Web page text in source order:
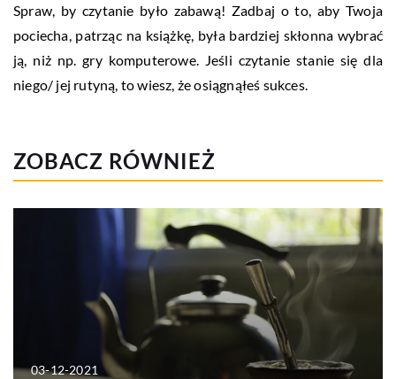
Spraw, by czytanie było zabawą! Zadbaj o to, aby Twoja
pociecha, patrząc na książkę, była bardziej skłonna wybrać
ją, niż np. gry komputerowe. Jeśli czytanie stanie się dla
niego/ jej rutyną, to wiesz, że osiągnąłeś sukces.
ZOBACZ RÓWNIEŻ
03-12-2021